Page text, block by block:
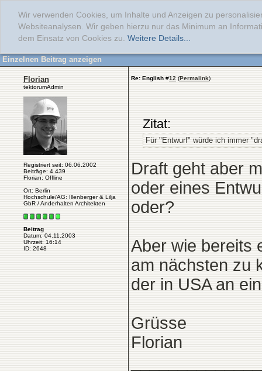
Wir verwenden Cookies, um Inhalte und Anzeigen zu
Websiteanalysen. Wir geben hierzu nur das Minimum an
dem Einsatz von Cookies zu. Weitere Details...
Einzelnen Beitrag anzeigen
Florian
tektorumAdmin
Registriert seit: 06.06.2002
Beiträge: 4.439
Florian: Offline
Ort: Berlin
Hochschule/AG: Illenberger & Lilja
GbR / Anderhalten Architekten
Beitrag
Datum: 04.11.2003
Uhrzeit: 16:14
ID: 2648
Re: English #12 (Permalink)
Zitat:
Für "Entwurf" würde ich immer
Draft geht aber
oder eines
oder?
Aber wie bereits
am nächsten zu
der in USA an
Grüsse
Florian